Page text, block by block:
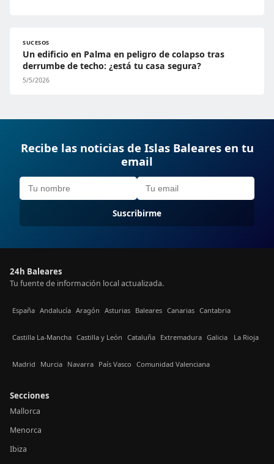
SUCESOS
Un edificio en Palma en peligro de colapso tras
derrumbe de techo: ¿está tu casa segura?
5/5/2026
Recibe las noticias de Islas Baleares en tu
email
Suscribirme
24h Baleares
Tu fuente de información local actualizada.
España Andalucía Aragón Asturias Baleares Canarias Cantabria
Castilla La-Mancha Castilla y León Cataluña Extremadura Galicia La Rioja
Madrid Murcia Navarra País Vasco Comunidad Valenciana
Secciones
Mallorca
Menorca
Ibiza